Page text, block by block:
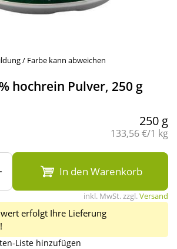
/ Farbe kann abweichen
hochrein Pulver, 250 g
250 g
Grundpreis:
133,56 €/1 kg
In den Warenkorb
inkl. MwSt. zzgl.Versand
erfolgt Ihre Lieferung
Liste hinzufügen